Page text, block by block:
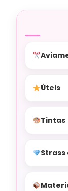
Úteis
Tintas
Strass